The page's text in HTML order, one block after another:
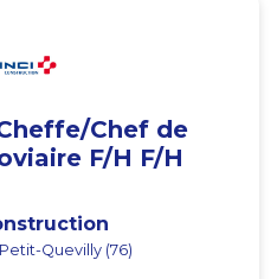
Chef de
F/H F/H
Quevilly (76)